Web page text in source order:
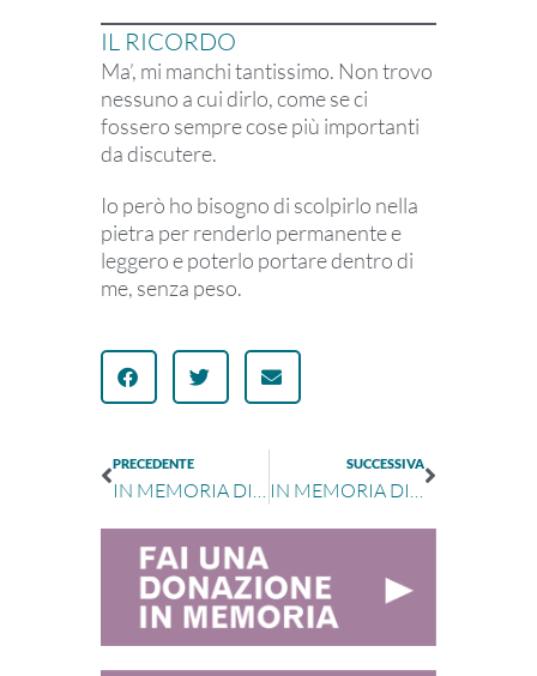
IL RICORDO
Ma’, mi manchi tantissimo. Non trovo
nessuno a cui dirlo, come se ci
fossero sempre cose più importanti
da discutere.
Io però ho bisogno di scolpirlo nella
pietra per renderlo permanente e
leggero e poterlo portare dentro di
me, senza peso.
PRECEDENTE
IN MEMORIA DI GIACINTA CITTADINI RAMPONI
SUCCESSIVA
IN MEMORIA DI MARIA CONTENTO